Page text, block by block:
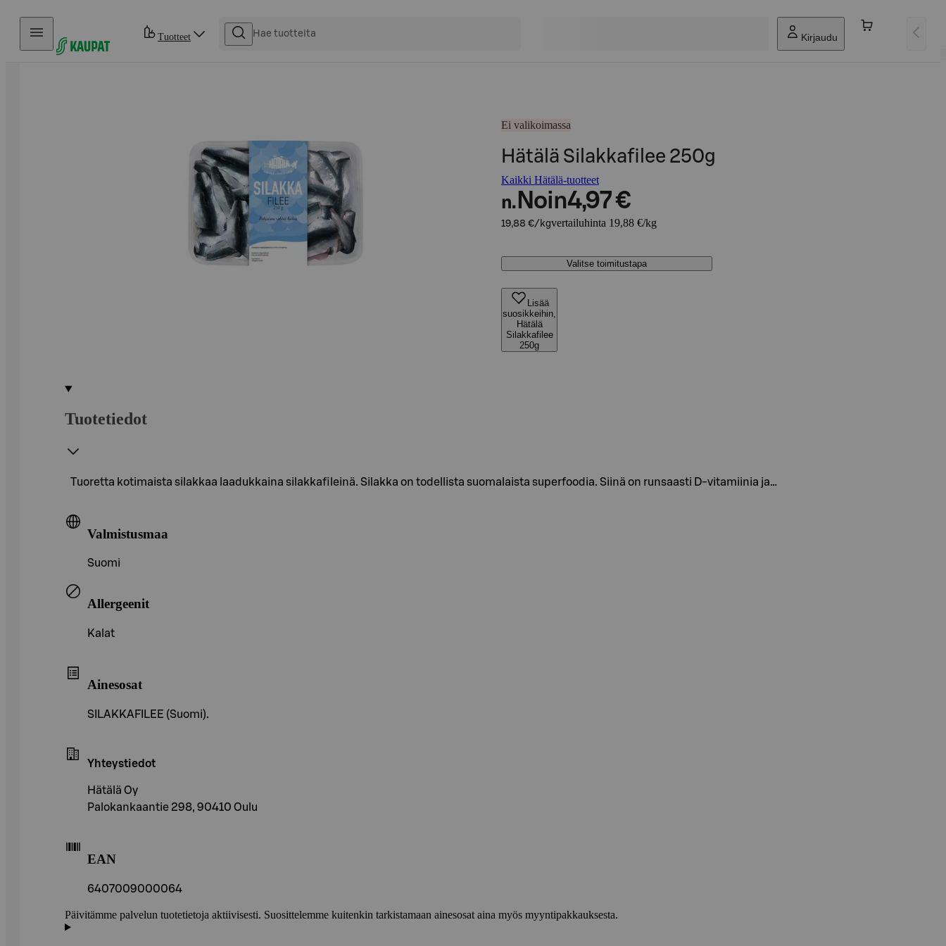
Hyppää sisältöön
Tuotteet Kirjaudu
Ei valikoimassa
Hätälä Silakkafilee 250g
Kaikki Hätälä-tuotteet
n. Noin4,97 €
19,88 €/kgvertailuhinta 19,88 €/kg
Valitse toimitustapa
Lisää
suosikkeihin,
Hätälä
Silakkafilee
250g
Tuotetiedot
Tuoretta kotimaista silakkaa laadukkaina silakkafileinä. Silakka on todellista suomalaista superfoodia. Siinä on runsaasti D-vitamiinia ja…
Valmistusmaa
Suomi
Allergeenit
Kalat
Ainesosat
SILAKKAFILEE (Suomi).
Yhteystiedot
Hätälä Oy
Palokankaantie 298, 90410 Oulu
EAN
6407009000064
Päivitämme palvelun tuotetietoja aktiivisesti. Suosittelemme kuitenkin tarkistamaan ainesosat aina myös myyntipakkauksesta.